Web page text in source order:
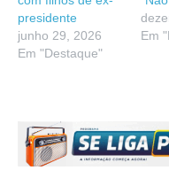
presidente
junho 29, 2026
Em "Destaque"
Em